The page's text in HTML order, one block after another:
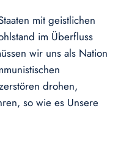
mit geistlichen
im Überfluss
wir uns als Nation
drohen,
so wie es Unsere